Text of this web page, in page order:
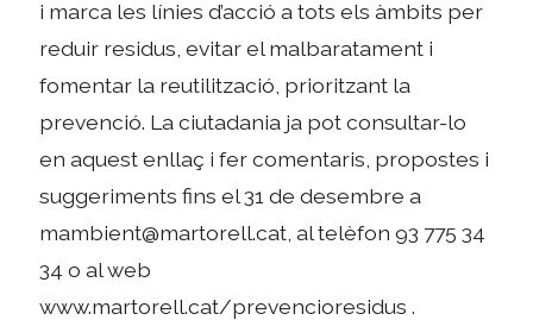
i marca les línies d’acció a tots els àmbits per
reduir residus, evitar el malbaratament i
fomentar la reutilització, prioritzant la
prevenció. La ciutadania ja pot consultar-lo
en aquest enllaç i fer comentaris, propostes i
suggeriments fins el 31 de desembre a
mambient@martorell.cat, al telèfon 93 775 34
34 o al web
www.martorell.cat/prevencioresidus .